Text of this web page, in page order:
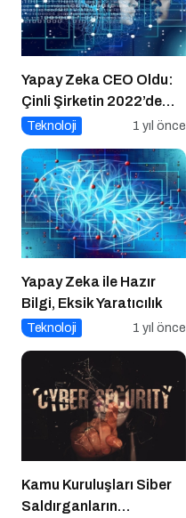
Yapay Zeka CEO Oldu:
Çinli Şirketin 2022’de
Attığı Adım Yeniden
Teknoloji 1 yıl önce
Yapay Zeka ile Hazır
Bilgi, Eksik Yaratıcılık
Teknoloji 1 yıl önce
Kamu Kuruluşları Siber
Saldırganların